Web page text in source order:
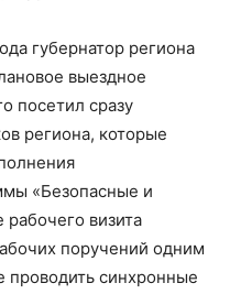
губернатор региона
выездное
посетил сразу
региона, которые
«Безопасные и
визита
поручений одним
проводить синхронные